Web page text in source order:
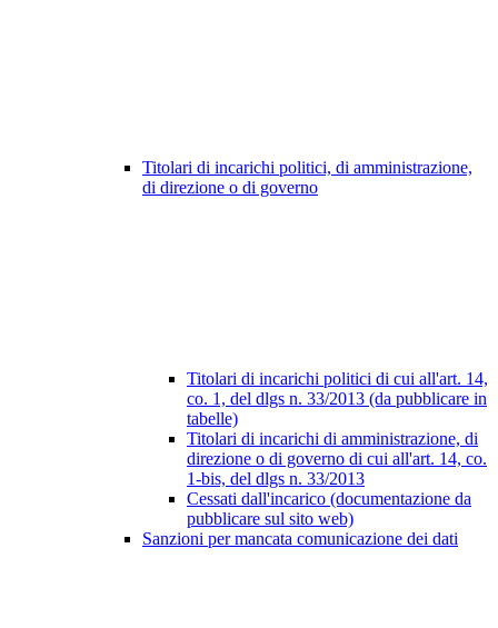
Titolari di incarichi politici, di amministrazione,
di direzione o di governo
Titolari di incarichi politici di cui all'art. 14,
co. 1, del dlgs n. 33/2013 (da pubblicare in
tabelle)
Titolari di incarichi di amministrazione, di
direzione o di governo di cui all'art. 14, co.
1-bis, del dlgs n. 33/2013
Cessati dall'incarico (documentazione da
pubblicare sul sito web)
Sanzioni per mancata comunicazione dei dati